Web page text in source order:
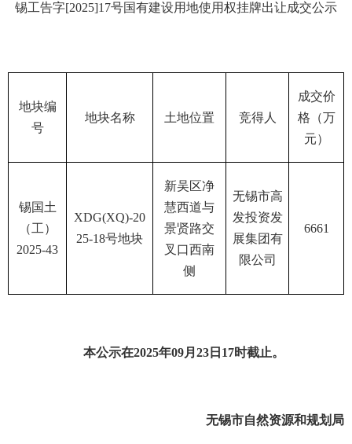
锡工告字[2025]17号国有建设用地使用权挂牌出让成交公示
地块编
号
地块名称 土地位置 竞得人
成交价
格（万
元）
锡国土
（工）
2025-43
XDG(XQ)-20
25-18号地块
新吴区净
慧西道与
景贤路交
叉口西南
侧
无锡市高
发投资发
展集团有
限公司
6661
本公示在2025年09月23日17时截止。
无锡市自然资源和规划局